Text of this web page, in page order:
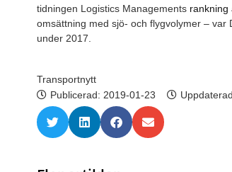
tidningen Logistics Managements rankning
omsättning med sjö- och flygvolymer – var
under 2017.
Transportnytt
Publicerad: 2019-01-23